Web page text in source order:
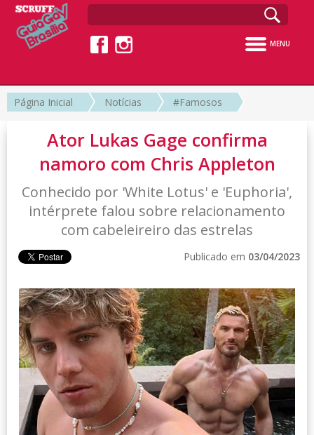
MENU
Página Inicial Notícias #Famosos
Ator Lukas Gage confirma
namoro com Chris Appleton
Conhecido por 'White Lotus' e 'Euphoria',
intérprete falou sobre relacionamento
com cabeleireiro das estrelas
Publicado em 03/04/2023